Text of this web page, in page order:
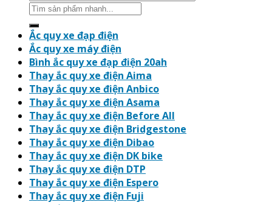
Search
for:
Ắc quy xe đạp điện
Ắc quy xe máy điện
Bình ắc quy xe đạp điện 20ah
Thay ắc quy xe điện Aima
Thay ắc quy xe điện Anbico
Thay ắc quy xe điện Asama
Thay ắc quy xe điện Before All
Thay ắc quy xe điện Bridgestone
Thay ắc quy xe điện Dibao
Thay ắc quy xe điện DK bike
Thay ắc quy xe điện DTP
Thay ắc quy xe điện Espero
Thay ắc quy xe điện Fuji